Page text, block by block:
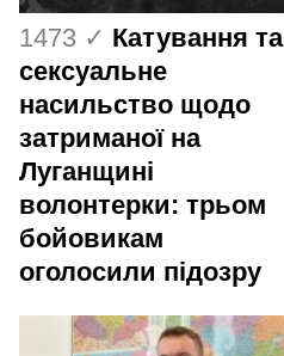
1473 ✓ Катування та
сексуальне
насильство щодо
затриманої на
Луганщині
волонтерки: трьом
бойовикам
оголосили підозру